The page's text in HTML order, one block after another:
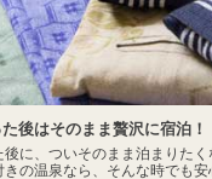
後はそのまま贅沢に宿泊！
に、ついそのまま泊まりた
の温泉なら、そんな時でも